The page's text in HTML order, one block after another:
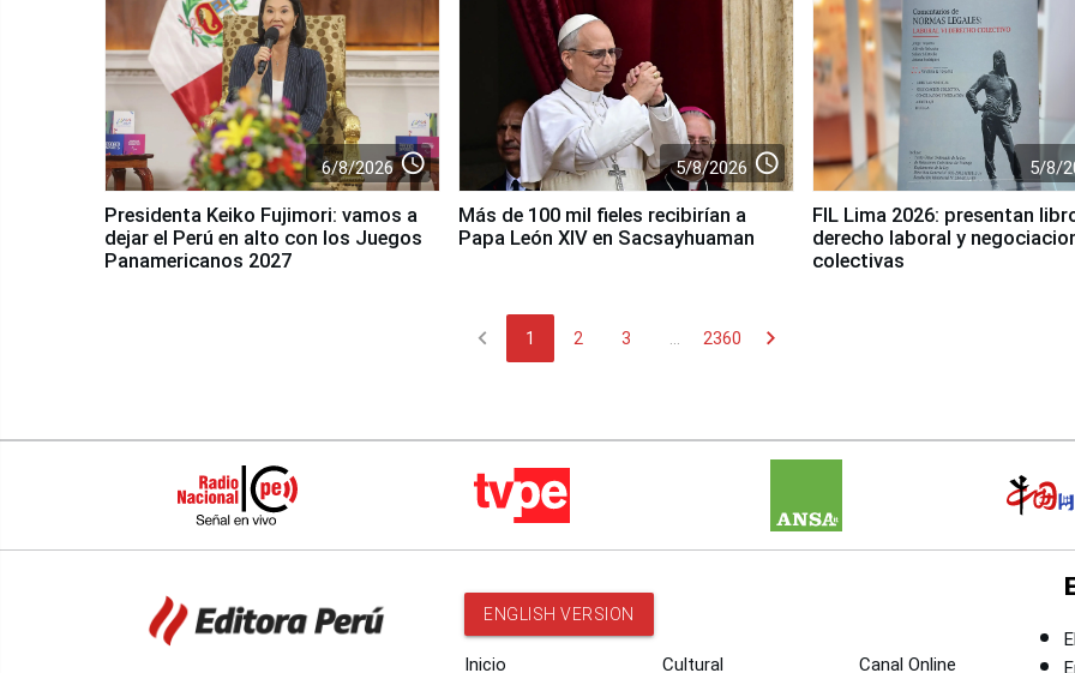
6/8/2026 access_time
Presidenta Keiko Fujimori: vamos a
dejar el Perú en alto con los Juegos
Panamericanos 2027
5/8/2026 access_time
Más de 100 mil fieles recibirían a
Papa León XIV en Sacsayhuaman
5/8/
FIL Lima 2026: presentan
derecho laboral y
colectivas
chevron_left 1 2 3 2360 chevron_right
ENGLISH VERSION
Inicio Cultural Canal Online